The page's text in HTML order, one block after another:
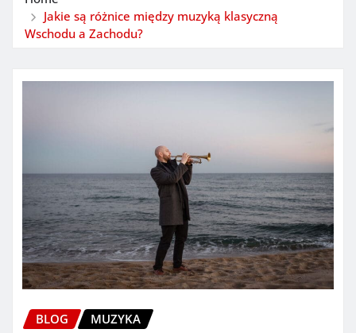
Jakie są różnice między muzyką klasyczną
Wschodu a Zachodu?
BLOG MUZYKA